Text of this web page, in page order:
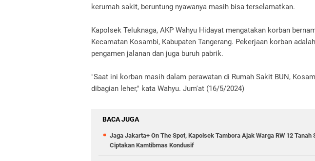
kerumah sakit, beruntung nyawanya masih bisa terselamatkan.
Kapolsek Teluknaga, AKP Wahyu Hidayat mengatakan korban
Kecamatan Kosambi, Kabupaten Tangerang. Pekerjaan korban
pengamen jalanan dan juga buruh pabrik.
"Saat ini korban masih dalam perawatan di Rumah Sakit BUN,
dibagian leher," kata Wahyu. Jum'at (16/5/2024)
BACA JUGA
Jaga Jakarta+ On The Spot, Kapolsek Tambora Ajak Warga RW 12
Ciptakan Kamtibmas Kondusif